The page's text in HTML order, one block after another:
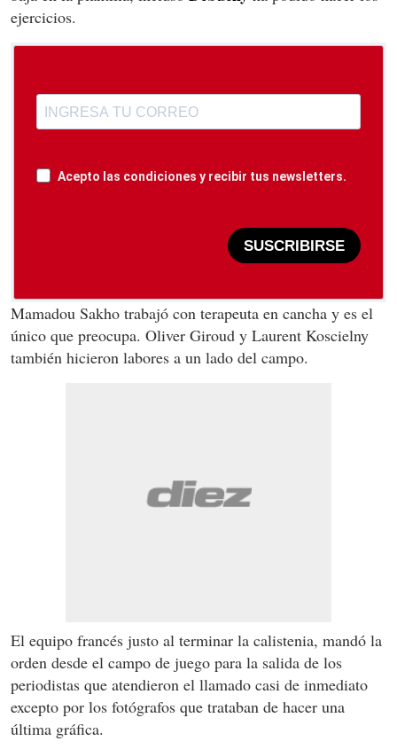
ejercicios.
Acepto las condiciones y recibir tus newsletters.
SUSCRIBIRSE
Mamadou Sakho trabajó con terapeuta en cancha y es el
único que preocupa. Oliver Giroud y Laurent Koscielny
también hicieron labores a un lado del campo.
El equipo francés justo al terminar la calistenia, mandó la
orden desde el campo de juego para la salida de los
periodistas que atendieron el llamado casi de inmediato
excepto por los fotógrafos que trataban de hacer una
última gráfica.